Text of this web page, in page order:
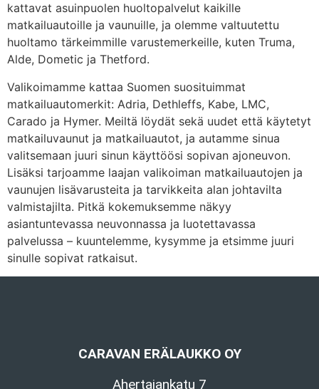
kattavat asuinpuolen huoltopalvelut kaikille
matkailuautoille ja vaunuille, ja olemme valtuutettu
huoltamo tärkeimmille varustemerkeille, kuten Truma,
Alde, Dometic ja Thetford.
Valikoimamme kattaa Suomen suosituimmat
matkailuautomerkit: Adria, Dethleffs, Kabe, LMC,
Carado ja Hymer. Meiltä löydät sekä uudet että käytetyt
matkailuvaunut ja matkailuautot, ja autamme sinua
valitsemaan juuri sinun käyttöösi sopivan ajoneuvon.
Lisäksi tarjoamme laajan valikoiman matkailuautojen ja
vaunujen lisävarusteita ja tarvikkeita alan johtavilta
valmistajilta. Pitkä kokemuksemme näkyy
asiantuntevassa neuvonnassa ja luotettavassa
palvelussa – kuuntelemme, kysymme ja etsimme juuri
sinulle sopivat ratkaisut.
CARAVAN ERÄLAUKKO OY
Ahertajankatu 7